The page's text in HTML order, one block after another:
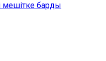
мешітке барды